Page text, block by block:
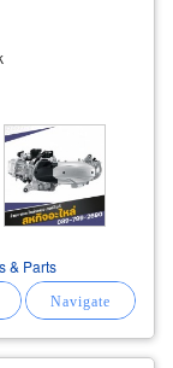
& Parts